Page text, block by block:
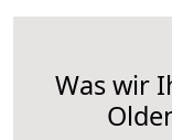
Was wir